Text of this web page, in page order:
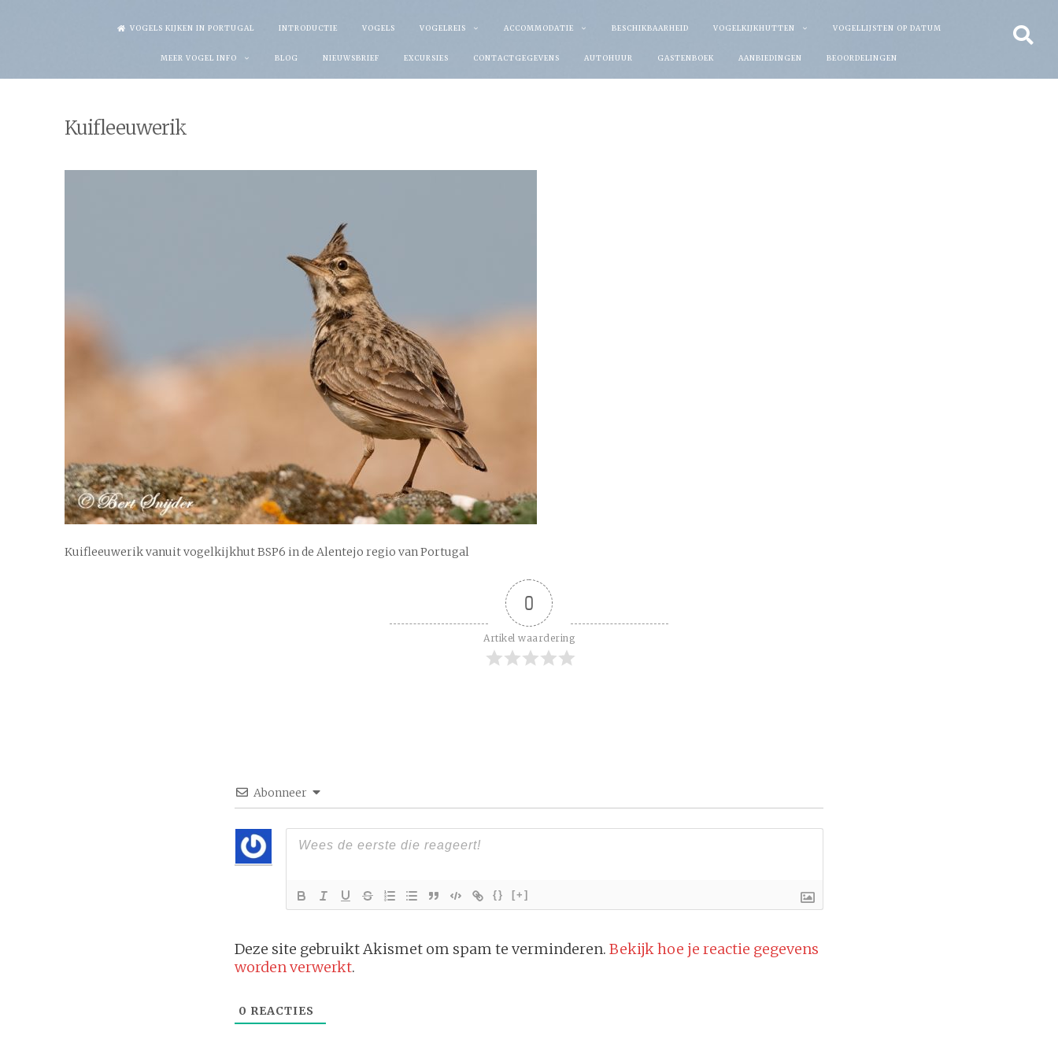
VOGELS KIJKEN IN PORTUGAL INTRODUCTIE VOGELS VOGELREIS ACCOMMODATIE BESCHIKBAARHEID VOGELKIJKHUTTEN VOGELLIJSTEN OP DATUM
MEER VOGEL INFO BLOG NIEUWSBRIEF EXCURSIES CONTACTGEGEVENS AUTOHUUR GASTENBOEK AANBIEDINGEN BEOORDELINGEN
Kuifleeuwerik
Kuifleeuwerik vanuit vogelkijkhut BSP6 in de Alentejo regio van Portugal
0
Artikel waardering
Abonneer
{} [+]
Deze site gebruikt Akismet om spam te verminderen. Bekijk hoe je reactie gegevens
worden verwerkt.
0 REACTIES